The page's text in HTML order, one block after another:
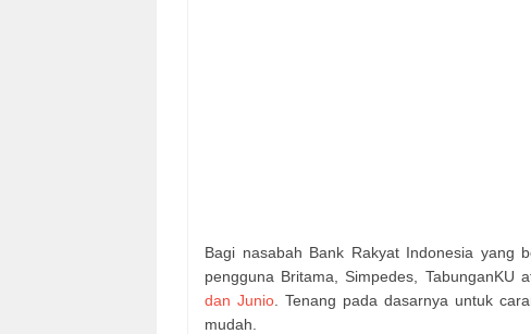
Bagi nasabah Bank Rakyat Indonesia
pengguna Britama, Simpedes, TabunganKU
dan Junio . Tenang pada dasarnya untuk
mudah.